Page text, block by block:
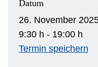
Datum
26. November
9:30 h - 19:00 h
Termin speichern